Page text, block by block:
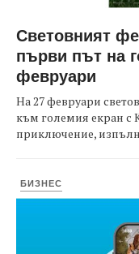
Световният
първи път на
февруари
На 27 февруари
към големия екран с
приключение,
БИЗНЕС